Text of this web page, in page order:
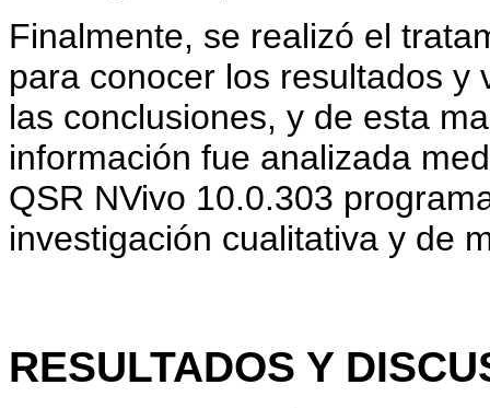
Finalmente, se realizó el
para conocer los resultados y
las conclusiones, y de esta
información fue analizada
QSR NVivo 10.0.303
investigación cualitativa y de
RESULTADOS Y